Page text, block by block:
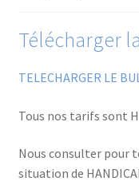
Protection des
Télécharger
TELECHARGER LE
Tous nos tarifs sont
Nous consulter pour
situation de